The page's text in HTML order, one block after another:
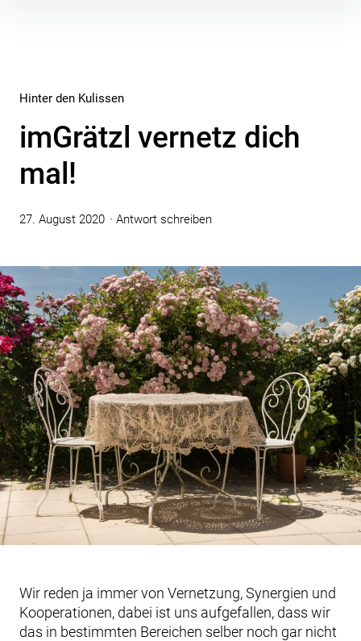
Hinter den Kulissen
imGrätzl vernetz dich
mal!
27. August 2020 Antwort schreiben
Wir reden ja immer von Vernetzung, Synergien und
Kooperationen, dabei ist uns aufgefallen, dass wir
das in bestimmten Bereichen selber noch gar nicht